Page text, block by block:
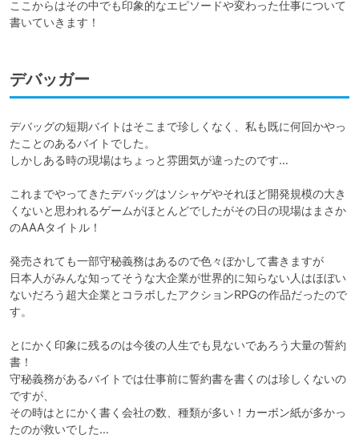
ここからはその中でも印象的なエピソードや変わった仕事について
書いていきます！
デバッガー
デバッグの短期バイトはそこまで珍しくなく、私も既に何回かやっ
たことのあるバイトでした。
しかしある時の現場はちょっと雰囲気が違ったのです…
これまでやってきたデバッグはソシャゲやそれほど開発規模の大き
くないと思われるゲームがほとんどでしたがその日の現場はまさか
のAAAタイトル！
発売されても一部守秘義務はあるので色々ぼかして書きますが
日本人がみんな知ってそうな大企業が世界的に知らない人はほぼい
ないだろう超大企業とコラボしたアクションRPGの作品だったので
す。
とにかく印象に残るのは今後の人生でも見ないであろう大量の誓約
書！
守秘義務があるバイトでは仕事前に誓約書を書くのは珍しくないの
ですが、
その時はとにかく書く会社の数、種類が多い！カーボン紙が多かっ
たのが救いでした…